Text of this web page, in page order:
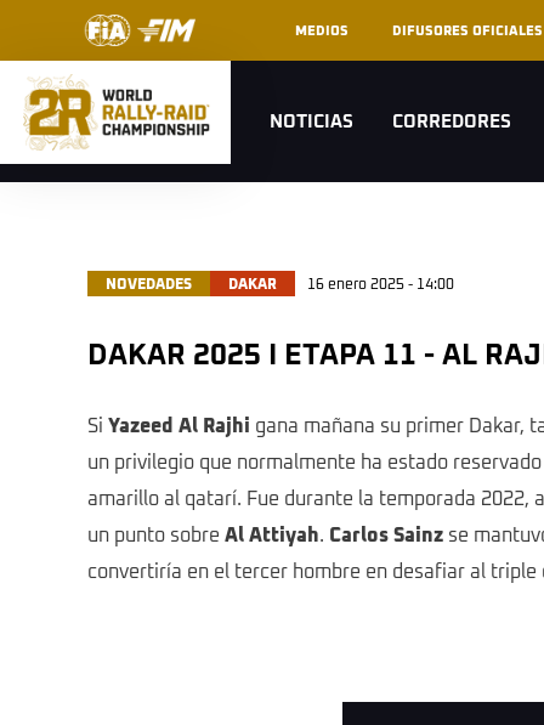
MEDIOS DIFUSORES OFICIALES
NOTICIAS CORREDORES
NOVEDADES DAKAR 16 enero 2025 - 14:00
DAKAR 2025 I ETAPA 11 - AL
Si Yazeed Al Rajhi gana mañana su primer Dakar,
un privilegio que normalmente ha estado reservado
amarillo al qatarí. Fue durante la temporada 2022,
un punto sobre Al Attiyah. Carlos Sainz se
convertiría en el tercer hombre en desafiar al